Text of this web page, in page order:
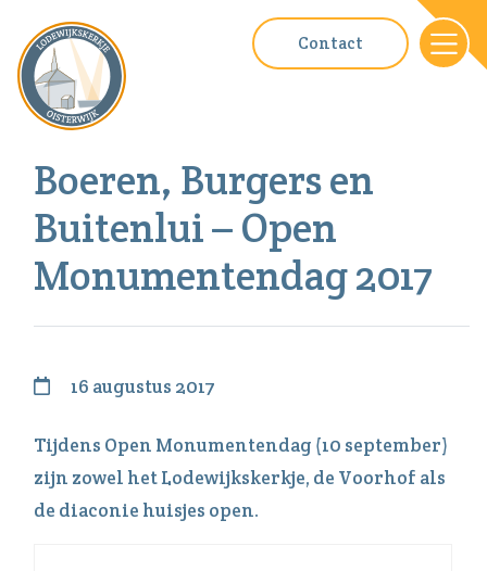
Contact
Boeren, Burgers en
Buitenlui – Open
Monumentendag 2017
16 augustus 2017
Tijdens Open Monumentendag (10 september)
zijn zowel het Lodewijkskerkje, de Voorhof als
de diaconie huisjes open.